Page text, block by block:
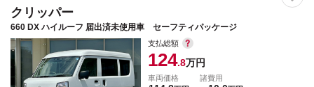
クリッパー
660 DX ハイルーフ 届出済未使用車 セーフティパッケージ
支払総額
124.8万円
車両価格 諸費用